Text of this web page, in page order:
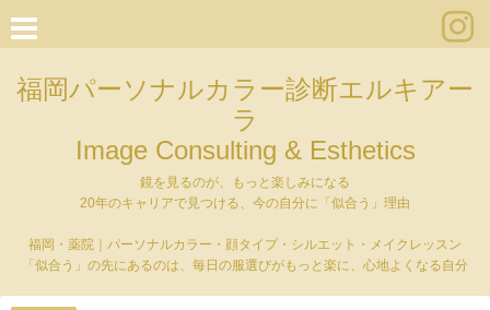
福岡パーソナルカラー診断エルキアー
ラ
Image Consulting & Esthetics
鏡を見るのが、もっと楽しみになる
20年のキャリアで見つける、今の自分に「似合う」理由
福岡・薬院｜パーソナルカラー・顔タイプ・シルエット・メイクレッスン
「似合う」の先にあるのは、毎日の服選びがもっと楽に、心地よくなる自分